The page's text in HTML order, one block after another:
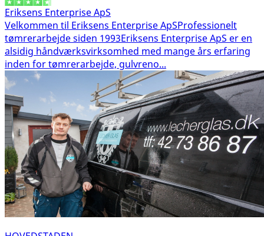
Eriksens Enterprise ApS
Velkommen til Eriksens Enterprise ApSProfessionelt
tømrerarbejde siden 1993 Eriksens Enterprise ApS er en
alsidig håndværksvirksomhed med mange års erfaring
inden for tømrerarbejde, gulvreno...